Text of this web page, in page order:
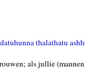
thalathatu
als jullie